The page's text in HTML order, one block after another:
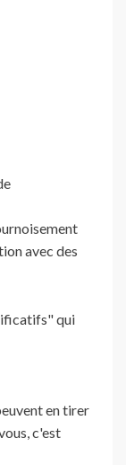
avec des
qui
en tirer
c'est